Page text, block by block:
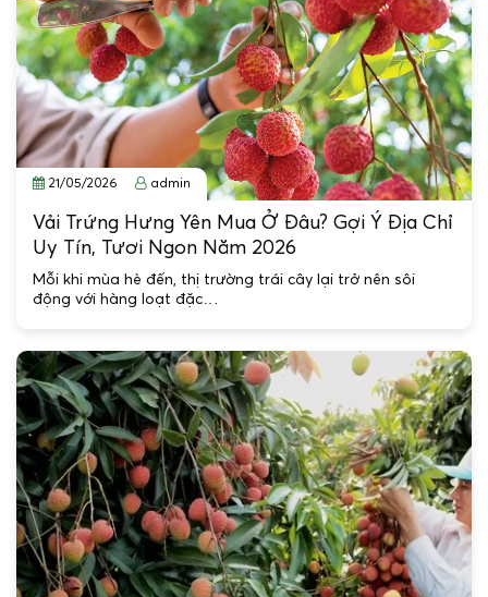
21/05/2026 admin
Vải Trứng Hưng Yên Mua Ở Đâu? Gợi Ý Địa Chỉ
Uy Tín, Tươi Ngon Năm 2026
Mỗi khi mùa hè đến, thị trường trái cây lại trở nên sôi
động với hàng loạt đặc…